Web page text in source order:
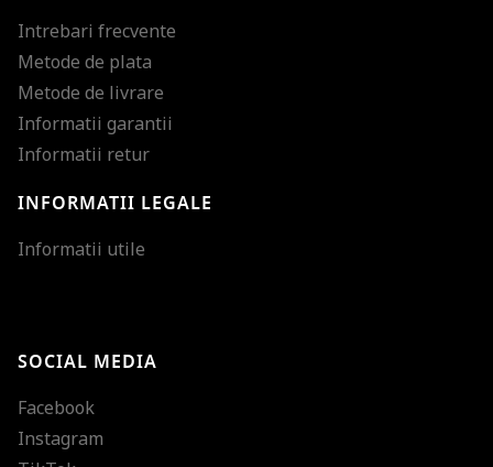
Intrebari frecvente
Metode de plata
Metode de livrare
Informatii garantii
Informatii retur
INFORMATII LEGALE
Informatii utile
SOCIAL MEDIA
Facebook
Instagram